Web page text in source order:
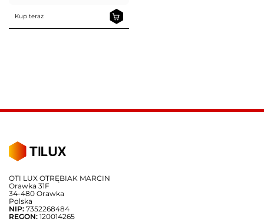
Kup teraz
OTI LUX OTRĘBIAK MARCIN
Orawka 31F
34-480 Orawka
Polska
NIP: 7352268484
REGON: 120014265